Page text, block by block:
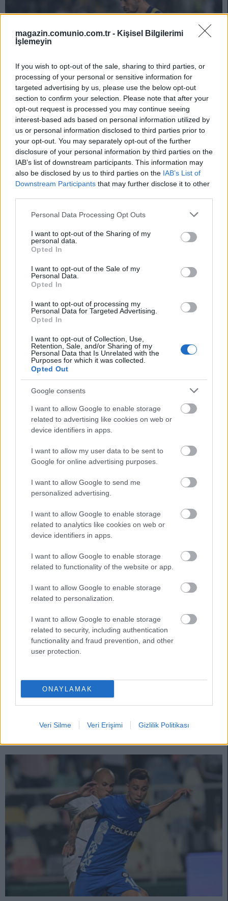
magazin.comunio.com.tr - Kişisel Bilgilerimi
İşlemeyin
If you wish to opt-out of the sale, sharing to third parties, or
processing of your personal or sensitive information for
targeted advertising by us, please use the below opt-out
section to confirm your selection. Please note that after your
opt-out request is processed you may continue seeing
interest-based ads based on personal information utilized by
us or personal information disclosed to third parties prior to
your opt-out. You may separately opt-out of the further
disclosure of your personal information by third parties on the
IAB’s list of downstream participants. This information may
also be disclosed by us to third parties on the IAB’s List of
Downstream Participants that may further disclose it to other
Please note that this website/app uses one or more Google
not limited to your visit or usage behaviour. You may click to
grant or deny consent to Google and its third-party tags to
use your data for below specified purposes in below Google
consent section.
Personal Data Processing Opt Outs
I want to opt-out of the Sharing of my
personal data.
Opted In
I want to opt-out of the Sale of my
Personal Data.
Opted In
I want to opt-out of processing my
Personal Data for Targeted Advertising.
Opted In
I want to opt-out of Collection, Use,
Retention, Sale, and/or Sharing of my
Personal Data that Is Unrelated with the
Purposes for which it was collected.
Opted Out
Google consents
I want to allow Google to enable storage
related to advertising like cookies on web or
device identifiers in apps.
I want to allow my user data to be sent to
Google for online advertising purposes.
I want to allow Google to send me
personalized advertising.
I want to allow Google to enable storage
related to analytics like cookies on web or
device identifiers in apps.
I want to allow Google to enable storage
related to functionality of the website or app.
I want to allow Google to enable storage
related to personalization.
I want to allow Google to enable storage
related to security, including authentication
functionality and fraud prevention, and other
user protection.
ONAYLAMAK
Veri Silme Veri Erişimi Gizlilik Politikası
Öneri köşesi 31. hafta – Kaleci Jensen cezalı, peki Kahveci’nin
füzeleri?
04/21/2023 YazarHalil İbrahim Köstek |
Rakip kaleci Jensen’in cezalı olması da artı bir avantaj. İrfan Can füzeleri
ile İstanbulspor ağlarını sarsabilir, o nedenle bu maç özelinde ben İrfan
Form Grafiği: İkinci devrenin mevkisel olarak en başarılı
futbolcuları!
02/22/2022 YazarHasan Memiş |
Mevkisel olarak en başarılı performansı gösteren 4’lü kadroyu sizler için
Devam oku »
Ocak ayının en iyileri: TOP 5! Müthiş bir ivme yakalayan Alanya
Emre Akbaba eski günlerine dönüş yaptı. Galatasaray'da istenmeyen
adam olarak gönderilen Akbaba, kendine bir kez daha güvenen
Alanyaspor camiasını hayal kırıklığına uğratmadı.